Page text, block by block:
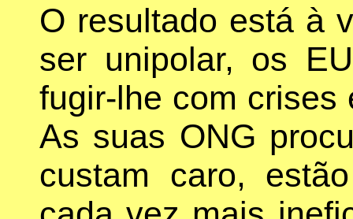
O resultado está à
ser unipolar, os
fugir-lhe com crises
As suas ONG
custam caro,